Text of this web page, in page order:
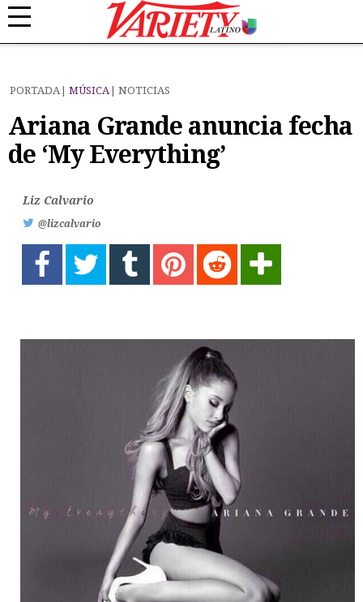
PORTADA MÚSICA NOTICIAS
Ariana Grande anuncia fecha
de ‘My Everything’
Liz Calvario
@lizcalvario